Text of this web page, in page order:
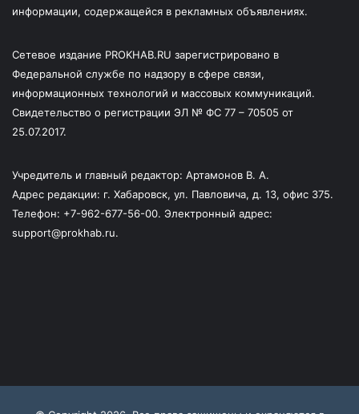
информации, содержащейся в рекламных объявлениях.
Сетевое издание PROKHAB.RU зарегистрировано в
Федеральной службе по надзору в сфере связи,
информационных технологий и массовых коммуникаций.
Свидетельство о регистрации ЭЛ № ФС 77 – 70505 от
25.07.2017.
Учредитель и главный редактор: Артамонов В. А.
Адрес редакции: г. Хабаровск, ул. Павловича, д. 13, офис 375.
Телефон: +7-962-677-56-00. Электронный адрес:
support@prokhab.ru.